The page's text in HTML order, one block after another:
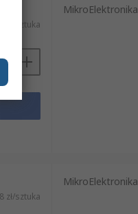
zł/sztuka
MikroElektronika
zł/sztuka
MikroElektronika